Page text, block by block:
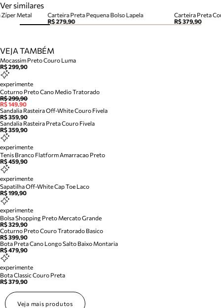
Ver similares
Carteira Preta Pequena Bolso Lapela
R$ 279,90
Carteira Preta
R$ 379,90
Zíper Metal
VEJA TAMBÉM
Mocassim Preto Couro Luma
R$ 299,90
experimente
Coturno Preto Cano Medio Tratorado
R$ 299,90
R$ 149,90
Sandalia Rasteira Off-White Couro Fivela
R$ 359,90
Sandalia Rasteira Preta Couro Fivela
R$ 359,90
experimente
Tenis Branco Flatform Amarracao Preto
R$ 459,90
experimente
Sapatilha Off-White Cap Toe Laco
R$ 199,90
experimente
Bolsa Shopping Preto Mercato Grande
R$ 329,90
Coturno Preto Couro Tratorado Basico
R$ 399,90
Bota Preta Cano Longo Salto Baixo Montaria
R$ 479,90
experimente
Bota Classic Couro Preta
R$ 379,90
Veja mais produtos